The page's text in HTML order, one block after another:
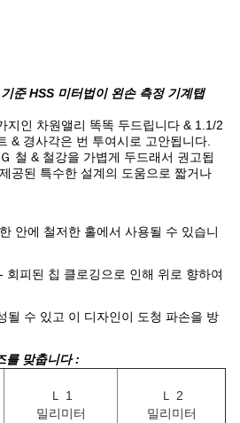
준 HSS 미터법이 왼손 측정 기계탭
지인 차원앨리 똑똑 두드립니다 & 1.1/2
& 경사각은 번 투여시로 고안됩니다.
철 & 철강을 가볍게 두드래서 권고됩
공된 특수한 설계의 도움으로 짧거나
안에 철저한 홀에서 사용될 수 있습니
회피된 칩 클로깅으로 인해 위로 향하여
될 수 있고 이 디자인이 도청 파손을 방
를 맞춥니다 :
Ｌ 1
밀리미터
Ｌ 2
밀리미터